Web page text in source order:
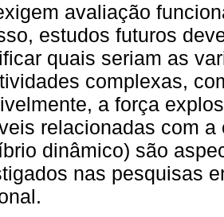
avaliação
estudos futuros
quais seriam as
complexas,
a força
relacionadas com
dinâmico) são
nas pesquisas